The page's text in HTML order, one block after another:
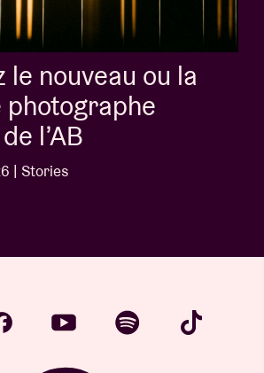
the week:
Of Love' - Jalen
| Stories